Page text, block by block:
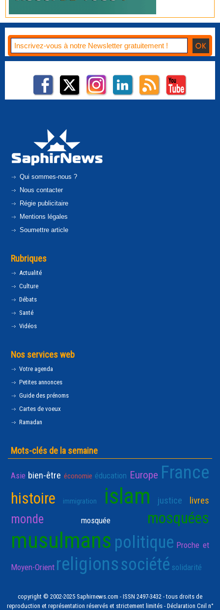
Qui sommes-nous ?
Nous contacter
Régie publicitaire
Mentions légales
Soumettre article
Rubriques
Actualité
Culture
Débats
Santé
Vidéos
Nos services web
Votre agenda
Petites annonces
Guide des prénoms
Cartes de voeux
Ramadan
Mots-clés de la semaine
Asie bien-être économie éducation Europe France
histoire immigration islam justice livres
monde mosquée mosquées
musulmans politique Proche et
Moyen-Orient religionssociété solidarité
copyright © 2002-2025 Saphirnews.com - ISSN 2497-3432 - tous droits de
reproduction et représentation réservés et strictement limités - Déclaration Cnil n°